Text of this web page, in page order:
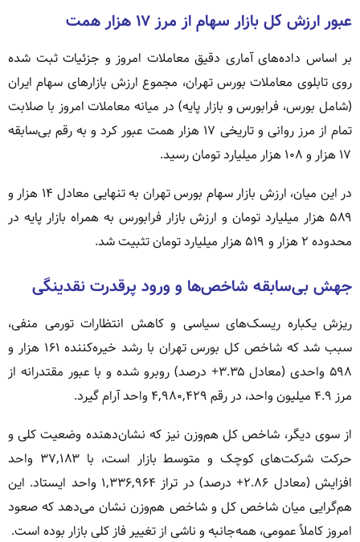
عبور ارزش کل بازار سهام از مرز ۱۷ هزار همت
بر اساس داده‌های آماری دقیق معاملات امروز و جزئیات ثبت شده
روی تابلوی معاملات بورس تهران، مجموع ارزش بازارهای سهام ایران
(شامل بورس، فرابورس و بازار پایه) در میانه معاملات امروز با صلابت
تمام از مرز روانی و تاریخی ۱۷ هزار همت عبور کرد و به رقم بی‌سابقه
۱۷ هزار و ۱۰۸ هزار میلیارد تومان رسید.
در این میان، ارزش بازار سهام بورس تهران به تنهایی معادل ۱۴ هزار و
۵۸۹ هزار میلیارد تومان و ارزش بازار فرابورس به همراه بازار پایه در
محدوده ۲ هزار و ۵۱۹ هزار میلیارد تومان تثبیت شد.
جهش بی‌سابقه شاخص‌ها و ورود پرقدرت نقدینگی
ریزش یکباره ریسک‌های سیاسی و کاهش انتظارات تورمی منفی،
سبب شد که شاخص کل بورس تهران با رشد خیره‌کننده ۱۶۱ هزار و
۵۹۸ واحدی (معادل ۳.۳۵+ درصد) روبرو شده و با عبور مقتدرانه از
مرز ۴.۹ میلیون واحد، در رقم ۴,۹۸۰,۴۲۹ واحد آرام گیرد.
از سوی دیگر، شاخص کل هم‌وزن نیز که نشان‌دهنده وضعیت کلی و
حرکت شرکت‌های کوچک و متوسط بازار است، با ۳۷,۱۸۳ واحد
افزایش (معادل ۲.۸۶+ درصد) در تراز ۱,۳۳۶,۹۶۴ واحد ایستاد. این
هم‌گرایی میان شاخص کل و شاخص هم‌وزن نشان می‌دهد که صعود
امروز کاملاً عمومی، همه‌جانبه و ناشی از تغییر فاز کلی بازار بوده است.